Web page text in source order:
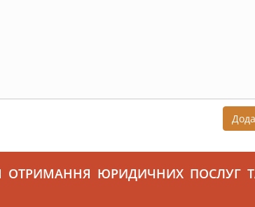
ОТРИМАННЯ ЮРИДИЧНИХ ПОСЛУГ